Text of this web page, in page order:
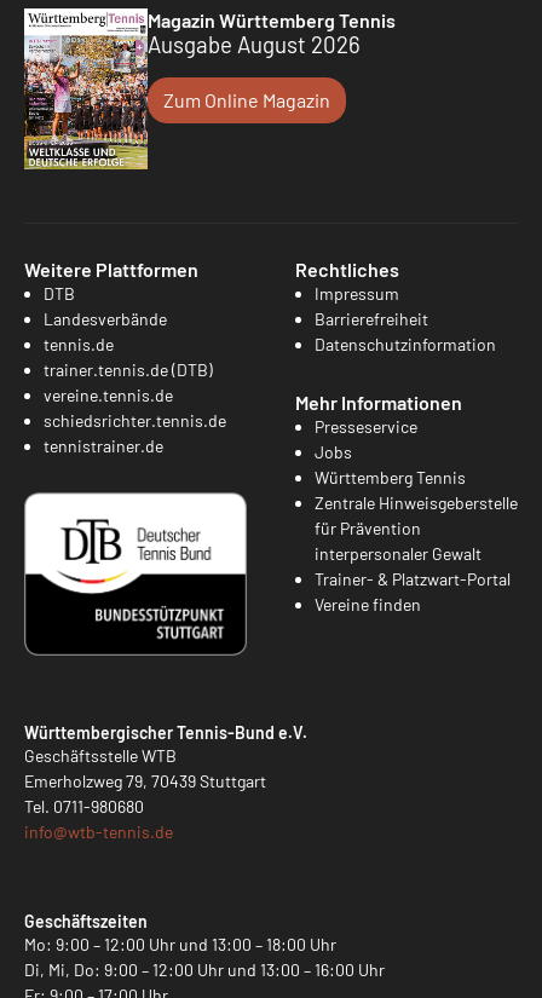
Magazin Württemberg Tennis
Ausgabe August 2026
Zum Online Magazin
Weitere Plattformen
DTB
Landesverbände
tennis.de
trainer.tennis.de (DTB)
vereine.tennis.de
schiedsrichter.tennis.de
tennistrainer.de
Rechtliches
Impressum
Barrierefreiheit
Datenschutzinformation
Mehr Informationen
Presseservice
Jobs
Württemberg Tennis
Zentrale Hinweisgeberstelle
für Prävention
interpersonaler Gewalt
Trainer- & Platzwart-Portal
Vereine finden
Württembergischer Tennis-Bund e.V.
Geschäftsstelle WTB
Emerholzweg 79, 70439 Stuttgart
Tel. 0711-980680
info@wtb-tennis.de
Geschäftszeiten
Mo: 9:00 – 12:00 Uhr und 13:00 – 18:00 Uhr
Di, Mi, Do: 9:00 – 12:00 Uhr und 13:00 – 16:00 Uhr